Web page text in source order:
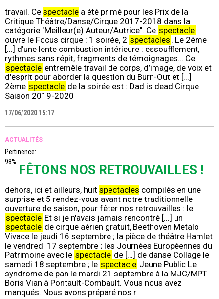
travail. Ce spectacle a été primé pour les Prix de la
Critique Théâtre/Danse/Cirque 2017-2018 dans la
catégorie "Meilleur(e) Auteur/Autrice". Ce spectacle
ouvre le Focus cirque : 1 soirée, 2 spectacles . Le 2ème
[...] d’une lente combustion intérieure : essoufflement,
rythmes sans répit, fragments de témoignages… Ce
spectacle entremêle travail de corps, d’image, de voix et
d'esprit pour aborder la question du Burn-Out et [...]
2ème spectacle de la soirée est : Dad is dead Cirque
Saison 2019-2020
17/06/2020 15:17
ACTUALITÉS
Pertinence:
98%
FÊTONS NOS RETROUVAILLES !
dehors, ici et ailleurs, huit spectacles compilés en une
surprise et 5 rendez-vous avant notre traditionnelle
ouverture de saison, pour fêter nos retrouvailles : le
spectacle Et si je n'avais jamais rencontré [...] un
spectacle de cirque aérien gratuit, Beethoven Metalo
Vivace le jeudi 16 septembre ; la pièce de théâtre Hamlet
le vendredi 17 septembre ; les Journées Européennes du
Patrimoine avec le spectacle de [...] de danse Collage le
samedi 18 septembre ; le spectacle Jeune Public Le
syndrome de pan le mardi 21 septembre à la MJC/MPT
Boris Vian à Pontault-Combault. Vous nous avez
manqués. Nous avons préparé nos r